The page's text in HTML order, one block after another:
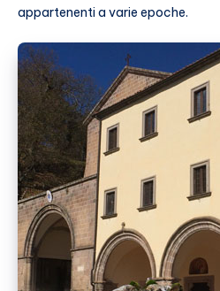
appartenenti a varie epoche.